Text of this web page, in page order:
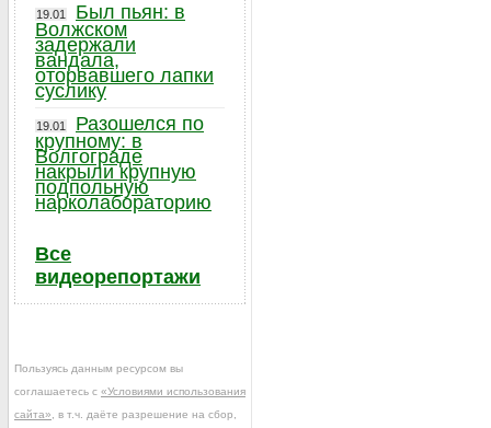
19.01
Был пьян: в
Волжском
задержали
вандала,
оторвавшего лапки
суслику
19.01
Разошелся по
крупному: в
Волгограде
накрыли крупную
подпольную
нарколабораторию
Все
видеорепортажи
Пользуясь данным ресурсом вы
соглашаетесь с «Условиями использования
сайта» , в т.ч. даёте разрешение на сбор,